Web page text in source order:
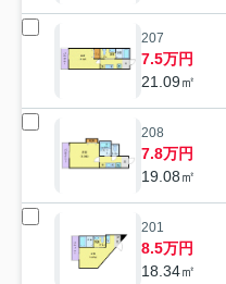
207
7.5万円
21.09㎡
208
7.8万円
19.08㎡
201
8.5万円
18.34㎡